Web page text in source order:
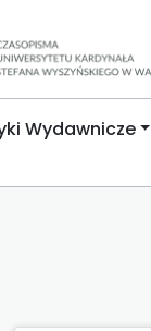
Wydawnicze